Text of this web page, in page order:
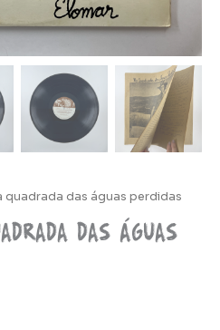
quadrada das águas perdidas
das águas